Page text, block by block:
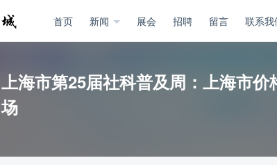
首页 新闻 展会 招聘 留言 联系我
上海市第25届社科普及周：上海市
场